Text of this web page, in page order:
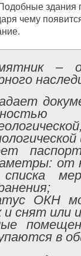
здания
чему
–
от
ОКН
и снят или
в